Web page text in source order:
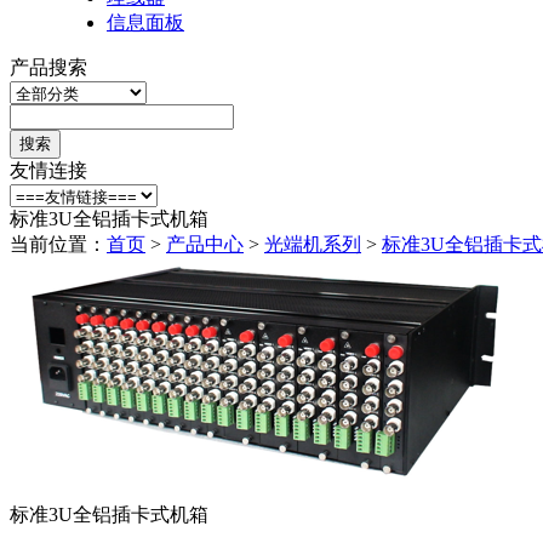
信息面板
产品搜索
搜索
友情连接
标准3U全铝插卡式机箱
当前位置： 首页 > 产品中心 > 光端机系列 > 标准3U全铝插卡
标准3U全铝插卡式机箱